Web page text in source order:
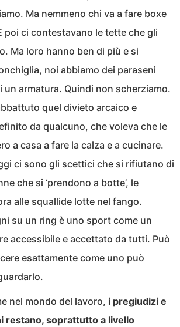
Ma nemmeno chi va a fare boxe
poi ci contestavano le tette che gli
Ma loro hanno ben di più e si
noi abbiamo dei paraseni
un armatura. Quindi non scherziamo.
quel divieto arcaico e
da qualcuno, che voleva che le
a casa a fare la calza e a cucinare.
ci sono gli scettici che si rifiutano di
che si ‘prendono a botte’, le
alle squallide lotte nel fango.
su un ring è uno sport come un
accessibile e accettato da tutti. Può
esattamente come uno può
nel mondo del lavoro, i pregiudizi e
restano, soprattutto a livello